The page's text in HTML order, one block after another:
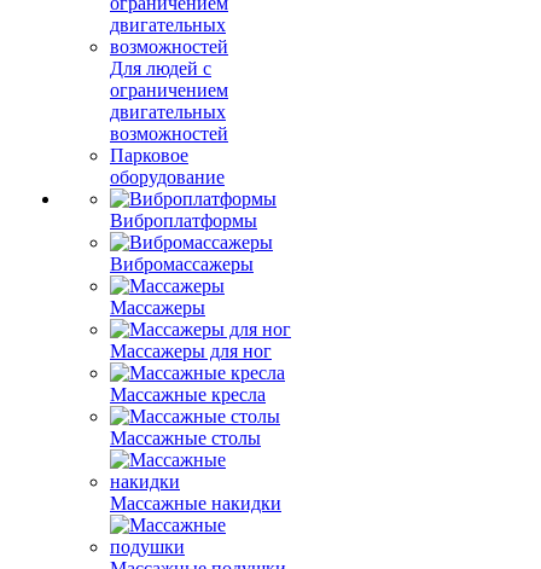
Для людей с
ограничением
двигательных
возможностей
Парковое
оборудование
Виброплатформы
Вибромассажеры
Массажеры
Массажеры для ног
Массажные кресла
Массажные столы
Массажные накидки